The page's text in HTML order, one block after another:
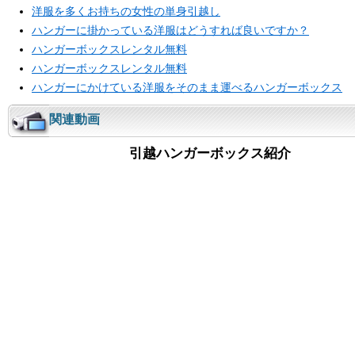
洋服を多くお持ちの女性の単身引越し
ハンガーに掛かっている洋服はどうすれば良いですか？
ハンガーボックスレンタル無料
ハンガーボックスレンタル無料
ハンガーにかけている洋服をそのまま運べるハンガーボックス
関連動画
引越ハンガーボックス紹介